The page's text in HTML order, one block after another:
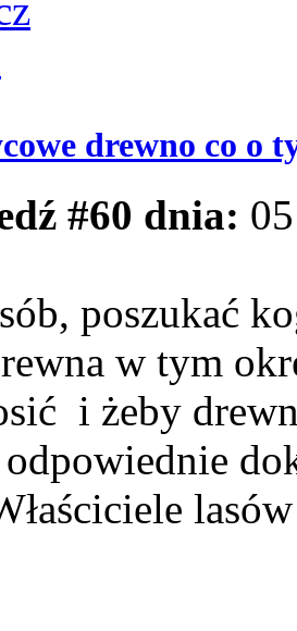
drewno co o
#60 dnia:
poszukać
w tym
i żeby
odpowiednie